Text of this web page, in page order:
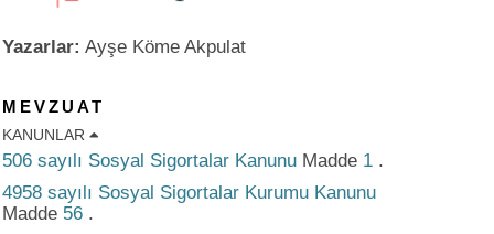
Yazarlar: Ayşe Köme Akpulat
MEVZUAT
KANUNLAR
506 sayılı Sosyal Sigortalar Kanunu Madde 1 .
4958 sayılı Sosyal Sigortalar Kurumu Kanunu
Madde 56 .